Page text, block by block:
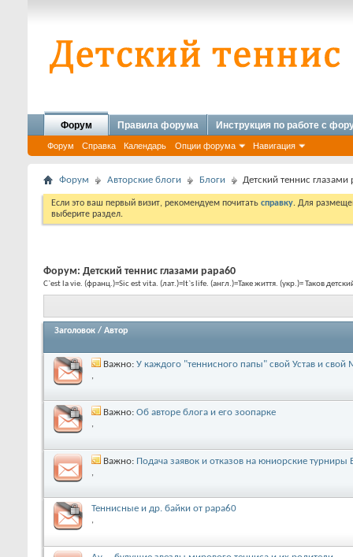
Форум
Форум Справка Календарь Опции форума Навигация
Правила форума Инструкция по работе с
Форум Авторские блоги Блоги Детский теннис глазами
Если это ваш первый визит, рекомендуем почитать справку. Для
выберите раздел.
Форум: Детский теннис глазами papa60
C`est la vie. (франц.)=Sic est vita. (лат.)=It`s life. (англ.)=Таке життя. (укр.)= Таков
Заголовок / Автор
Важно: У каждого "теннисного папы" свой Устав и свой
,
Важно: Об авторе блога и его зоопарке
,
Важно: Подача заявок и отказов на юниорские турниры
,
Теннисные и др. байки от papa60
,